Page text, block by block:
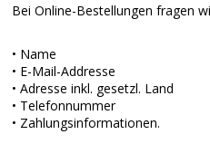
Bei Online-Bestellungen fragen
• Name
• E-Mail-Addresse
• Adresse inkl. gesetzl. Land
• Telefonnummer
• Zahlungsinformationen.